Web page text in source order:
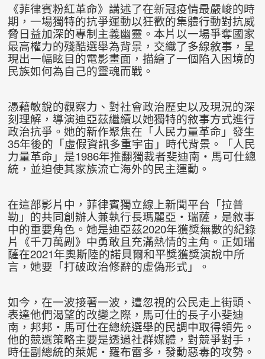
《菲律賓粉紅革命》講述了在新冠疫情最嚴峻的時
期，一場獨特的抗爭運動以狂歡的集體行動對抗威
脅日益加深的專制主義幽靈。本片以一場爭奪國家
最高權力的殘酷選舉為背景，交織了多線敘事，呈
現出一幅眩目的電影畫面，描繪了一個陷入困境的
民族如何為自己的靈魂而戰。
憑藉敏銳的觀察力、對社會政治歷史以及現況的深
刻理解，導演迪亞茲繼續以她獨特的敘事方式進行
政治抗爭。她的新作聚焦在「人民力量革命」發生
35年後的「虛假資訊多重宇宙」時代背景。「人民
力量革命」是1986年推翻獨裁者斐迪南・馬可仕總
統，並迫使其家族流亡海外的民主運動。
在這部影片中，菲律賓獨立線上新聞平台「拉普
勒」的共同創辦人兼執行長瑪麗亞・瑞薩，是敘事
中的重要角色。她是迪亞茲2020年獲獎無數的紀錄
片《千刀萬剮》中勇敢且充滿熱情的主角。正如瑞
薩在2021年奧斯陸的諾貝爾和平獎獲獎演說中所
言，她要「打破政治修辭的虛偽形式」。
如今，在一波接著一波，遭忽視的公民走上街頭、
表達他們渴望的改變之際，馬可仕的長子小斐迪
南，邦邦・馬可仕在總統選舉的民調中取得領先。
他的競選策略主要是透過社群媒體，對競爭對手，
時任副總統的萊妮・羅布雷多，發動惡毒的攻勢。